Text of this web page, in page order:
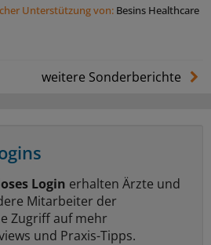
Unterstützung von: Besins Healthcare
weitere Sonderberichte
Login erhalten Ärzte und
Mitarbeiter der
Zugriff auf mehr
und Praxis-Tipps.